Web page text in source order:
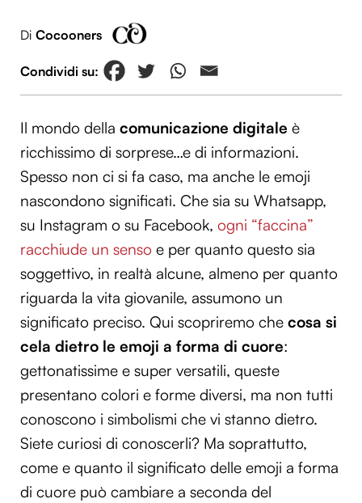
Di Cocooners
Il mondo della comunicazione digitale è
ricchissimo di sorprese…e di informazioni.
Spesso non ci si fa caso, ma anche le emoji
nascondono significati. Che sia su Whatsapp,
su Instagram o su Facebook, ogni “faccina”
racchiude un senso e per quanto questo sia
soggettivo, in realtà alcune, almeno per quanto
riguarda la vita giovanile, assumono un
significato preciso. Qui scopriremo che cosa si
cela dietro le emoji a forma di cuore:
gettonatissime e super versatili, queste
presentano colori e forme diversi, ma non tutti
conoscono i simbolismi che vi stanno dietro.
Siete curiosi di conoscerli? Ma soprattutto,
come e quanto il significato delle emoji a forma
di cuore può cambiare a seconda del